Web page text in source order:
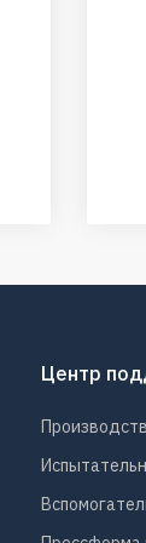
Центр